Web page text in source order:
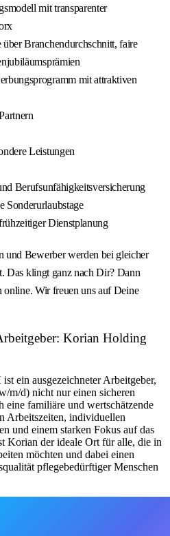
mit transparenter
Branchendurchschnitt, faire
mit attraktiven
Leistungen
Berufsunfähigkeitsversicherung
Sonderurlaubstage
Dienstplanung
und Bewerber werden bei gleicher
Das klingt ganz nach Dir? Dann
Wir freuen uns auf Deine
Korian Holding
ein ausgezeichneter Arbeitgeber,
m/d) nicht nur einen sicheren
eine familiäre und wertschätzende
Arbeitszeiten, individuellen
und einem starken Fokus auf das
Korian der ideale Ort für alle, die in
möchten und dabei einen
pflegebedürftiger Menschen